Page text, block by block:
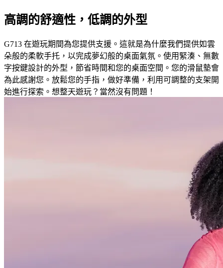
高調的舒適性，低調的外型
G713 在遊玩期間為您提供支援。這就是為什麼我們提供如雲
朵般的柔軟手托，以完成夢幻般的桌面氣氛。使用緊湊、無數
字按鍵設計的外型，節省時間和您的桌面空間。您的滑鼠墊會
為此感謝您。放鬆您的手指，做好準備，利用可調整的支架開
始進行探索。想整天遊玩？當然沒有問題！